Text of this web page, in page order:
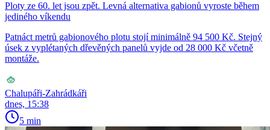
Ploty ze 60. let jsou zpět. Levná alternativa gabionů vyroste během
jediného víkendu
Patnáct metrů gabionového plotu stojí minimálně 94 500 Kč. Stejný
úsek z vyplétaných dřevěných panelů vyjde od 28 000 Kč včetně
montáže.
Chalupáři-Zahrádkáři
dnes, 15:38
5 min